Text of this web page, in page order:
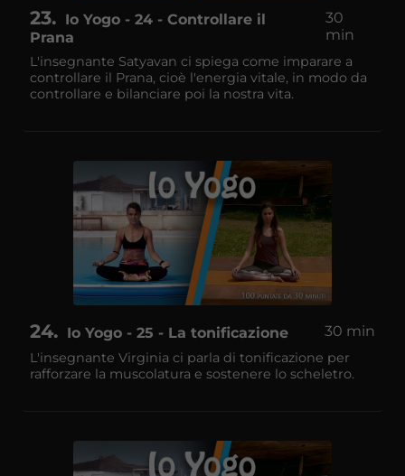
23
Io Yogo - 24 - Controllare il
Prana
30
min
L'insegnante Satyavan ci spiega come imparare a
controllare il Prana, cioè l'energia vitale, in modo da
controllare e bilanciare poi la nostra vita.
24 Io Yogo - 25 - La tonificazione 30 min
L'insegnante Virginia ci parla di tonificazione per
rafforzare la muscolatura e sostenere lo scheletro.